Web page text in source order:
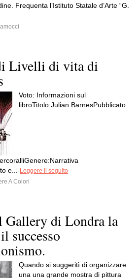
Frequenta l’Istituto Statale d’Arte “G.
Livelli di vita di
Voto: Informazioni sul
libroTitolo:Julian BarnesPubblicato
e...
Leggere il seguito
A Colori
di Londra la
successo
Quando si suggeritì di organizzare
una una grande mostra di pittura